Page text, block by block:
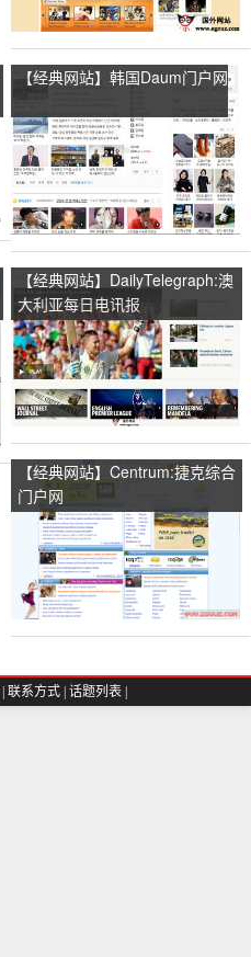
【经典网站】韩国Daum门户网
【经典网站】DailyTelegraph:澳
大利亚每日电讯报
【经典网站】Centrum:捷克综合
门户网
| 联系方式 | 话题列表 |